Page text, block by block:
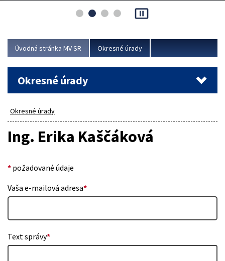
asociácie poisťovní (SLASPO) a Ministerstva vnútra SR.
Viac
pause_presentation
Úvodná stránka MV SR Okresné úrady
Okresné úrady
Okresné úrady
Ing. Erika Kaščáková
* požadované údaje
Vaša e-mailová adresa*
Text správy*